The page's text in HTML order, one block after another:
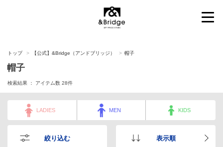
トップ 【公式】&Bridge（アンドブリッジ） 帽子
帽子
検索結果 ： アイテム数 28件
LADIES MEN KIDS
絞り込む 表示順